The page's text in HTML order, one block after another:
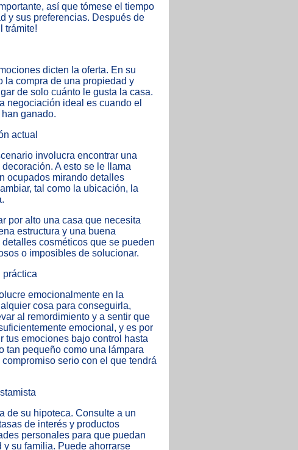
así que tómese el tiempo
y sus preferencias. Después de
trámite!
dicten la oferta. En su
la compra de una propiedad y
de solo cuánto le gusta la casa.
negociación ideal es cuando el
ganado.
actual
involucra encontrar una
A esto se le llama
ocupados mirando detalles
tal como la ubicación, la
por alto una casa que necesita
estructura y una buena
cosméticos que se pueden
o imposibles de solucionar.
práctica
emocionalmente en la
cosa para conseguirla,
al remordimiento y a sentir que
emocional, y es por
tus emociones bajo control hasta
tan pequeño como una lámpara
serio con el que tendrá
de su hipoteca. Consulte a un
de interés y productos
personales para que puedan
su familia. Puede ahorrarse